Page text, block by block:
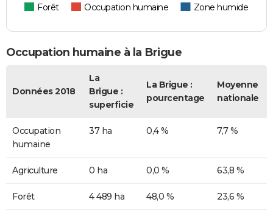
Forêt
Occupation humaine Zone humide
Occupation humaine à la Brigue
Données 2018
La
Brigue :
superficie
La Brigue :
pourcentage
Moyenne
nationale
Occupation
humaine
37 ha 0,4 % 7,7 %
Agriculture 0 ha 0,0 % 63,8 %
Forêt 4 489 ha 48,0 % 23,6 %